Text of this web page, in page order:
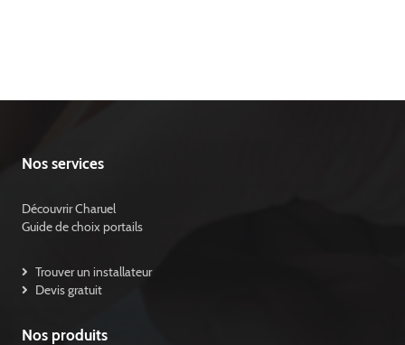
Nos services
Découvrir Charuel
Guide de choix portails
Trouver un installateur
Devis gratuit
Nos produits